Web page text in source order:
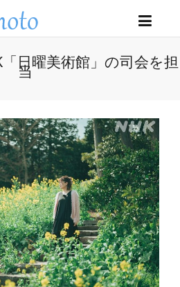
日曜美術館」の司会を担
当